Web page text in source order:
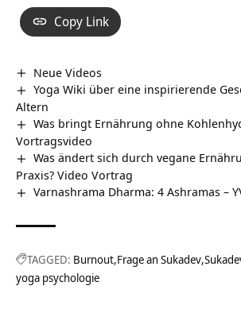
Copy Link
Neue Videos
Yoga Wiki über eine inspirierende
Altern
Was bringt Ernährung ohne
Vortragsvideo
Was ändert sich durch vegane
Praxis? Video Vortrag
Varnashrama Dharma: 4 Ashramas –
TAGGED: Burnout Frage an Sukadev
yoga psychologie